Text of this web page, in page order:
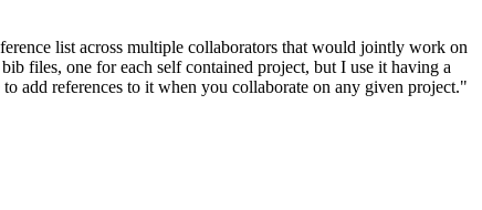
list across multiple collaborators that would jointly work on
files, one for each self contained project, but I use it having a
add references to it when you collaborate on any given project."